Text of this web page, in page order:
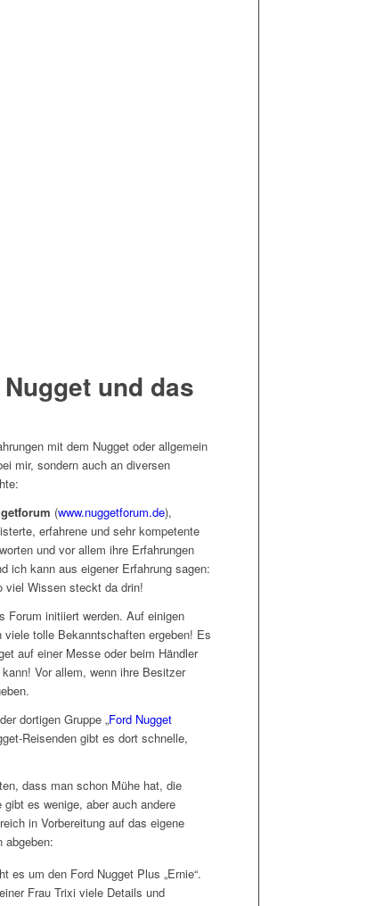
und das
mit dem Nugget oder allgemein
mir, sondern auch an diversen
(www.nuggetforum.de),
erfahrene und sehr kompetente
und vor allem ihre Erfahrungen
ich kann aus eigener Erfahrung sagen:
viel Wissen steckt da drin!
Forum initiiert werden. Auf einigen
tolle Bekanntschaften ergeben! Es
auf einer Messe oder beim Händler
Vor allem, wenn ihre Besitzer
dortigen Gruppe „Ford Nugget
Reisenden gibt es dort schnelle,
dass man schon Mühe hat, die
es wenige, aber auch andere
in Vorbereitung auf das eigene
abgeben:
es um den Ford Nugget Plus „Ernie“.
Frau Trixi viele Details und